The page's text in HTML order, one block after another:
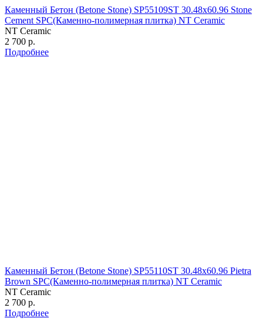
Каменный Бетон (Betone Stone) SP55109ST 30.48х60.96 Stone
Cement SPC(Каменно-полимерная плитка) NT Ceramic
NT Ceramic
2 700 р.
Подробнее
Каменный Бетон (Betone Stone) SP55110ST 30.48х60.96 Pietra
Brown SPC(Каменно-полимерная плитка) NT Ceramic
NT Ceramic
2 700 р.
Подробнее